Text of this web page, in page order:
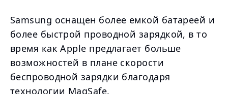
Samsung оснащен более емкой батареей и
более быстрой проводной зарядкой, в то
время как Apple предлагает больше
возможностей в плане скорости
беспроводной зарядки благодаря
технологии MagSafe.